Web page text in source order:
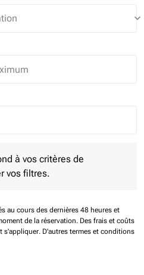
keyboard_arrow_down
trip Selected
à vos critères de
vos filtres.
au cours des dernières 48 heures et
de la réservation. Des frais et coûts
s'appliquer. D'autres termes et conditions